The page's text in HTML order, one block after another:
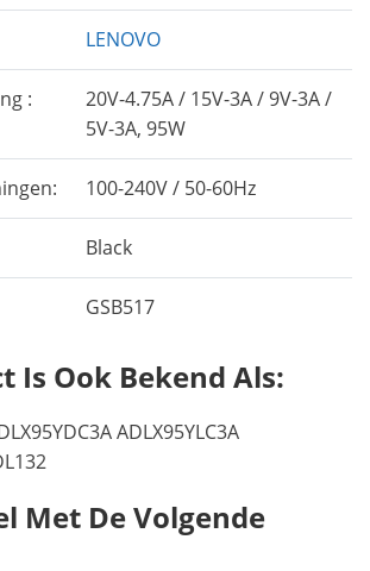
LENOVO
:
20V-4.75A / 15V-3A / 9V-3A /
5V-3A, 95W
100-240V / 50-60Hz
Black
GSB517
Is Ook Bekend Als:
ADLX95YLC3A
Met De Volgende